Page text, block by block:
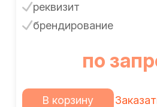
реквизит
брендирование
по
В корзину